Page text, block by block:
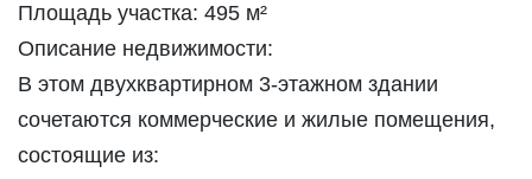
Площадь участка: 495 м²
Описание недвижимости:
В этом двухквартирном 3-этажном здании
сочетаются коммерческие и жилые помещения,
состоящие из: